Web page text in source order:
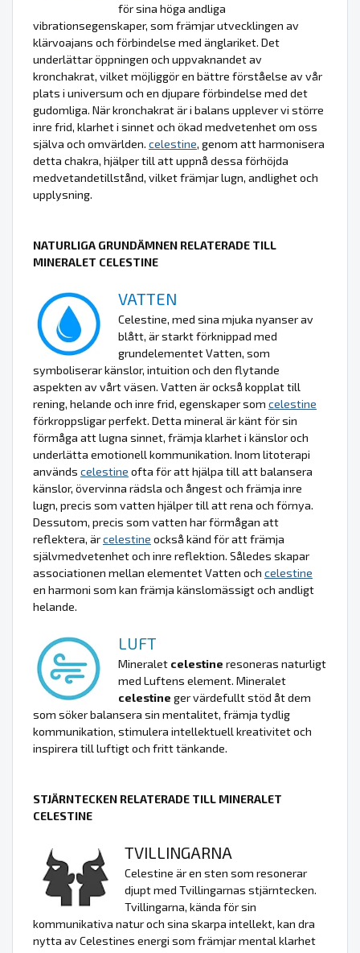
för sina höga andliga
vibrationsegenskaper, som främjar utvecklingen av
klärvoajans och förbindelse med änglariket. Det
underlättar öppningen och uppvaknandet av
kronchakrat, vilket möjliggör en bättre förståelse av vår
plats i universum och en djupare förbindelse med det
gudomliga. När kronchakrat är i balans upplever vi större
inre frid, klarhet i sinnet och ökad medvetenhet om oss
själva och omvärlden. celestine, genom att harmonisera
detta chakra, hjälper till att uppnå dessa förhöjda
medvetandetillstånd, vilket främjar lugn, andlighet och
upplysning.
NATURLIGA GRUNDÄMNEN RELATERADE TILL
MINERALET CELESTINE
VATTEN
Celestine, med sina mjuka nyanser av
blått, är starkt förknippad med
grundelementet Vatten, som
symboliserar känslor, intuition och den flytande
aspekten av vårt väsen. Vatten är också kopplat till
rening, helande och inre frid, egenskaper som celestine
förkroppsligar perfekt. Detta mineral är känt för sin
förmåga att lugna sinnet, främja klarhet i känslor och
underlätta emotionell kommunikation. Inom litoterapi
används celestine ofta för att hjälpa till att balansera
känslor, övervinna rädsla och ångest och främja inre
lugn, precis som vatten hjälper till att rena och förnya.
Dessutom, precis som vatten har förmågan att
reflektera, ärcelestine också känd för att främja
självmedvetenhet och inre reflektion. Således skapar
associationen mellan elementet Vatten och celestine
en harmoni som kan främja känslomässigt och andligt
helande.
LUFT
Mineralet celestine resoneras naturligt
med Luftens element. Mineralet
celestine ger värdefullt stöd åt dem
som söker balansera sin mentalitet, främja tydlig
kommunikation, stimulera intellektuell kreativitet och
inspirera till luftigt och fritt tänkande.
STJÄRNTECKEN RELATERADE TILL MINERALET
CELESTINE
TVILLINGARNA
Celestine är en sten som resonerar
djupt med Tvillingarnas stjärntecken.
Tvillingarna, kända för sin
kommunikativa natur och sina skarpa intellekt, kan dra
nytta av Celestines energi som främjar mental klarhet